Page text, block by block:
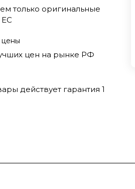
необходим роутер с
Ethernet для подключения
стандартов, этот
качественное
наслаждаться
в любом уголке дома
настройки и возможность
Это делает
только оригинальные
цен на рынке РФ
действует гарантия 1